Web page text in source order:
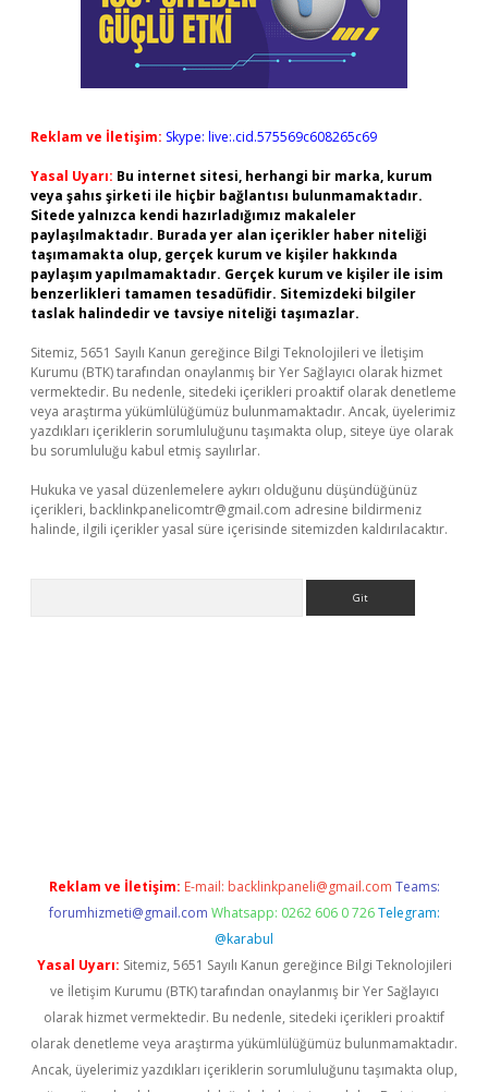
Reklam ve İletişim: Skype: live:.cid.575569c608265c69
Yasal Uyarı: Bu internet sitesi, herhangi bir marka, kurum
veya şahıs şirketi ile hiçbir bağlantısı bulunmamaktadır.
Sitede yalnızca kendi hazırladığımız makaleler
paylaşılmaktadır. Burada yer alan içerikler haber niteliği
taşımamakta olup, gerçek kurum ve kişiler hakkında
paylaşım yapılmamaktadır. Gerçek kurum ve kişiler ile isim
benzerlikleri tamamen tesadüfidir. Sitemizdeki bilgiler
taslak halindedir ve tavsiye niteliği taşımazlar.
Sitemiz, 5651 Sayılı Kanun gereğince Bilgi Teknolojileri ve İletişim
Kurumu (BTK) tarafından onaylanmış bir Yer Sağlayıcı olarak hizmet
vermektedir. Bu nedenle, sitedeki içerikleri proaktif olarak denetleme
veya araştırma yükümlülüğümüz bulunmamaktadır. Ancak, üyelerimiz
yazdıkları içeriklerin sorumluluğunu taşımakta olup, siteye üye olarak
bu sorumluluğu kabul etmiş sayılırlar.
Hukuka ve yasal düzenlemelere aykırı olduğunu düşündüğünüz
içerikleri, backlinkpanelicomtr@gmail.com adresine bildirmeniz
halinde, ilgili içerikler yasal süre içerisinde sitemizden kaldırılacaktır.
Reklam ve İletişim: E-mail: backlinkpaneli@gmail.com Teams:
forumhizmeti@gmail.com Whatsapp: 0262 606 0 726 Telegram:
@karabul
Yasal Uyarı: Sitemiz, 5651 Sayılı Kanun gereğince Bilgi Teknolojileri
ve İletişim Kurumu (BTK) tarafından onaylanmış bir Yer Sağlayıcı
olarak hizmet vermektedir. Bu nedenle, sitedeki içerikleri proaktif
olarak denetleme veya araştırma yükümlülüğümüz bulunmamaktadır.
Ancak, üyelerimiz yazdıkları içeriklerin sorumluluğunu taşımakta olup,